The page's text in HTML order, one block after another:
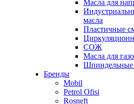
Масла для
масла
Пластичные
СОЖ
Масла для
Шпиндельные
Бренды
Mobil
Petrol Ofisi
Rosneft